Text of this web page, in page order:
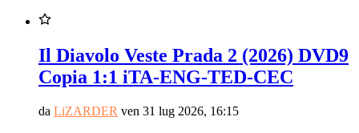
Il Diavolo Veste Prada 2 (2026) DVD9
Copia 1:1 iTA-ENG-TED-CEC
da LiZARDER ven 31 lug 2026, 16:15